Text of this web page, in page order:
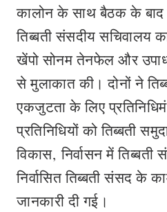
कालोन के साथ बैठक के बाद
तिब्बती संसदीय सचिवालय
खेंपो सोनम तेनफेल और
से मुलाकात की। दोनों ने
एकजुटता के लिए
प्रतिनिधियों को तिब्बती
विकास, निर्वासन में
निर्वासित तिब्बती संसद के
जानकारी दी गई।